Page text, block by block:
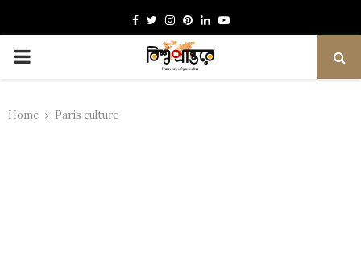
Facebook
TwitterInstagram
Pinterest
LinkedinYoutube
PRIMARY
Home Paris culture